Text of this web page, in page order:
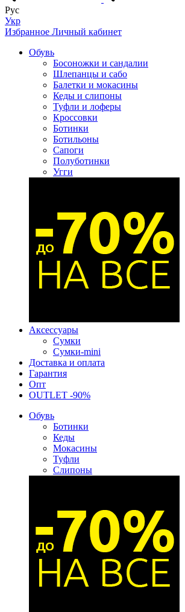
Рус
Укр
Избранное Личный кабинет
Обувь
Босоножки и сандалии
Шлепанцы и сабо
Балетки и мокасины
Кеды и слипоны
Туфли и лоферы
Кроссовки
Ботинки
Ботильоны
Сапоги
Полуботинки
Угги
Аксессуары
Сумки
Сумки-mini
Доставка и оплата
Гарантия
Опт
OUTLET -90%
Обувь
Ботинки
Кеды
Мокасины
Туфли
Слипоны